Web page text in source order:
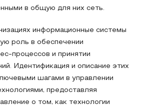
в общую для них сеть.
информационные системы
роль в обеспечении
процессов и принятии
Идентификация и описание этих
шагами в управлении
предоставляя
о том, как технологии